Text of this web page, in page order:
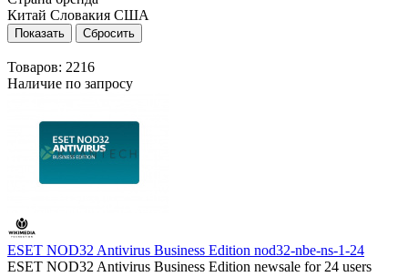
Китай Словакия США
Товаров: 2216
Наличие по запросу
ESET NOD32 Antivirus Business Edition nod32-nbe-ns-1-24
ESET NOD32 Antivirus Business Edition newsale for 24 users